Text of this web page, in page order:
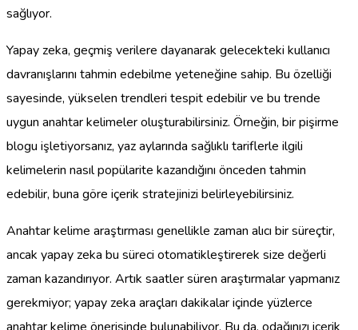
sağlıyor.
Yapay zeka, geçmiş verilere dayanarak gelecekteki kullanıcı
davranışlarını tahmin edebilme yeteneğine sahip. Bu özelliği
sayesinde, yükselen trendleri tespit edebilir ve bu trende
uygun anahtar kelimeler oluşturabilirsiniz. Örneğin, bir pişirme
blogu işletiyorsanız, yaz aylarında sağlıklı tariflerle ilgili
kelimelerin nasıl popülarite kazandığını önceden tahmin
edebilir, buna göre içerik stratejinizi belirleyebilirsiniz.
Anahtar kelime araştırması genellikle zaman alıcı bir süreçtir,
ancak yapay zeka bu süreci otomatikleştirerek size değerli
zaman kazandırıyor. Artık saatler süren araştırmalar yapmanız
gerekmiyor; yapay zeka araçları dakikalar içinde yüzlerce